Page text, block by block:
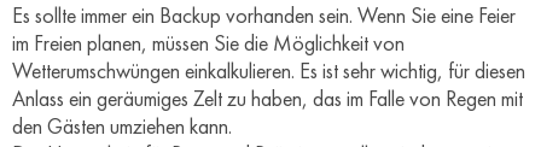
Es sollte immer ein Backup vorhanden sein. Wenn Sie eine Feier
im Freien planen, müssen Sie die Möglichkeit von
Wetterumschwüngen einkalkulieren. Es ist sehr wichtig, für diesen
Anlass ein geräumiges Zelt zu haben, das im Falle von Regen mit
den Gästen umziehen kann.